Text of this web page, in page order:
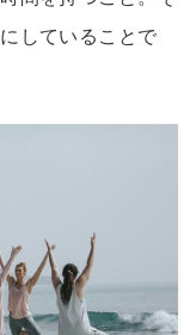
にしている こと で